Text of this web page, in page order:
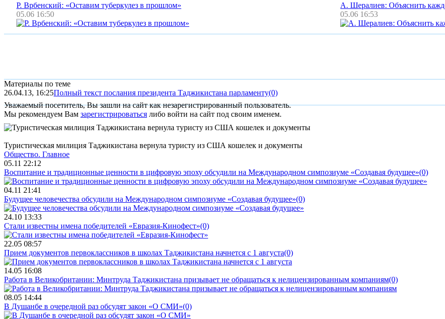
Р. Врбенский: «Оставим туберкулез в прошлом»
05.06 16:50
А. Шералиев: Объяснить
05.06 16:53
Материалы по теме
26.04.13, 16:25Полный текст послания президента Таджикистана парламенту(0)
Уважаемый посетитель, Вы зашли на сайт как незарегистрированный пользователь.
Мы рекомендуем Вам зарегистрироваться либо войти на сайт под своим именем.
Туристическая милиция Таджикистана вернула туристу из США кошелек и документы
Общество. Главное
05.11 22:12
Воспитание и традиционные ценности в цифровую эпоху обсудили на Международном симпозиуме «Создавая будущее»(0)
04.11 21:41
Будущее человечества обсудили на Международном симпозиуме «Создавая будущее»(0)
24.10 13:33
Стали известны имена победителей «Евразия-Кинофест»(0)
22.05 08:57
Прием документов первоклассников в школах Таджикистана начнется с 1 августа(0)
14.05 16:08
Работа в Великобритании: Минтруда Таджикистана призывает не обращаться к нелицензированным компаниям(0)
08.05 14:44
В Душанбе в очередной раз обсудят закон «О СМИ»(0)